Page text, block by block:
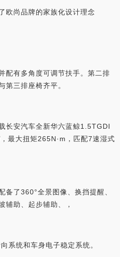
欧尚品牌的家族化设计理念
配有多角度可调节扶手。第二排
第三排座椅齐平。
长安汽车全新华六蓝鲸1.5TGDI
最大扭矩265N·m，匹配7速湿式
备了360°全景图像、换挡提醒、
辅助、起步辅助、，
系统和车身电子稳定系统。